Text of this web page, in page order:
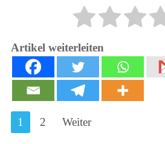
Artikel weiterleiten
1 2 Weiter